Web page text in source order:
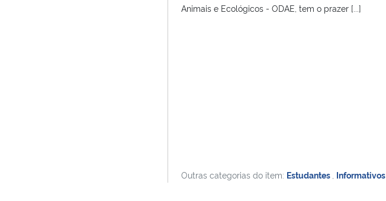
Animais e Ecológicos - ODAE, tem o prazer [...]
Outras categorias do item: Estudantes Informativos